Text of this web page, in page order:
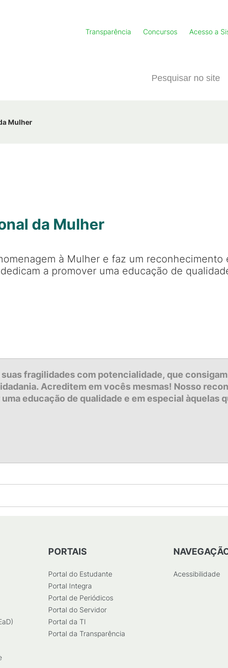
Transparência Concursos Acesso a
Mulher
da Mulher
à Mulher e faz um reconhecimento
a promover uma educação de
fragilidades com potencialidade, que
Acreditem em vocês mesmas! Nosso
educação de qualidade e em especial àquelas
PORTAIS
Portal do Estudante
Portal Integra
Portal de Periódicos
Portal do Servidor
Portal da TI
Portal da Transparência
Acessibilidade